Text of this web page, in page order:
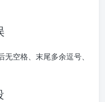
空格、末尾多余逗号、